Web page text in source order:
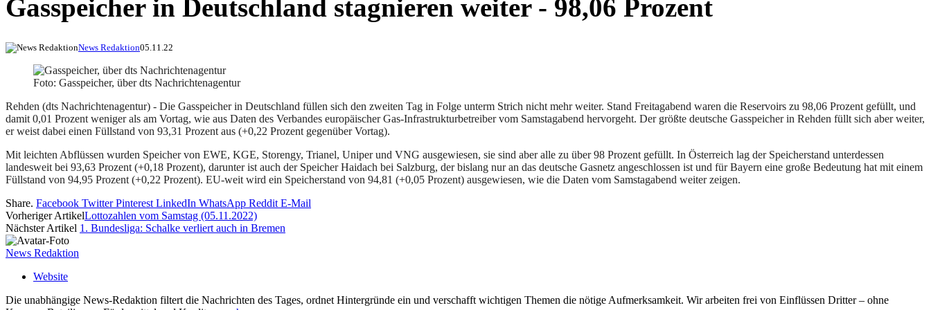
Gasspeicher in Deutschland stagnieren weiter - 98,06 Prozent
News Redaktion05.11.22
Foto: Gasspeicher, über dts Nachrichtenagentur
Rehden (dts Nachrichtenagentur) - Die Gasspeicher in Deutschland füllen sich den zweiten Tag in Folge unterm Strich nicht mehr weiter. Stand Freitagabend waren die Reservoirs zu 98,06 Prozent gefüllt, und
damit 0,01 Prozent weniger als am Vortag, wie aus Daten des Verbandes europäischer Gas-Infrastrukturbetreiber vom Samstagabend hervorgeht. Der größte deutsche Gasspeicher in Rehden füllt sich aber weiter,
er weist dabei einen Füllstand von 93,31 Prozent aus (+0,22 Prozent gegenüber Vortag).
Mit leichten Abflüssen wurden Speicher von EWE, KGE, Storengy, Trianel, Uniper und VNG ausgewiesen, sie sind aber alle zu über 98 Prozent gefüllt. In Österreich lag der Speicherstand unterdessen
landesweit bei 93,63 Prozent (+0,18 Prozent), darunter ist auch der Speicher Haidach bei Salzburg, der bislang nur an das deutsche Gasnetz angeschlossen ist und für Bayern eine große Bedeutung hat mit einem
Füllstand von 94,95 Prozent (+0,22 Prozent). EU-weit wird ein Speicherstand von 94,81 (+0,05 Prozent) ausgewiesen, wie die Daten vom Samstagabend weiter zeigen.
Share. Facebook Twitter Pinterest LinkedIn WhatsApp Reddit E-Mail
Vorheriger ArtikelLottozahlen vom Samstag (05.11.2022)
Nächster Artikel 1. Bundesliga: Schalke verliert auch in Bremen
News Redaktion
Website
Die unabhängige News-Redaktion filtert die Nachrichten des Tages, ordnet Hintergründe ein und verschafft wichtigen Themen die nötige Aufmerksamkeit. Wir arbeiten frei von Einflüssen Dritter – ohne